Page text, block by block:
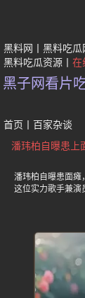
黑料网 黑料吃瓜
黑料吃瓜资源
在
黑子网看片
首页 百家杂谈
潘玮柏自曝患上
潘玮柏自曝患面瘫
这位实力歌手兼演